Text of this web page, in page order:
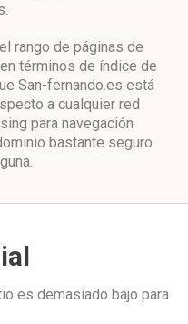
rango de páginas de
términos de índice de
San-fernando.es está
a cualquier red
para navegación
bastante seguro
es demasiado bajo para